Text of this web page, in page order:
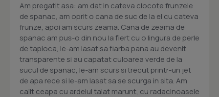
Am pregatit asa: am dat in cateva clocote frunzele
de spanac, am oprit o cana de suc de la el cu cateva
frunze, apoi am scurs zeama. Cana de zeama de
spanac am pus-o din nou la fiert cu o lingura de perle
de tapioca, le-am lasat sa fiarba pana au devenit
transparente si au capatat culoarea verde de la
sucul de spanac, le-am scurs si trecut printr-un jet
de apa rece si le-am lasat sa se scurga in sita. Am
calit ceapa cu ardeiul taiat marunt, cu radacinoasele